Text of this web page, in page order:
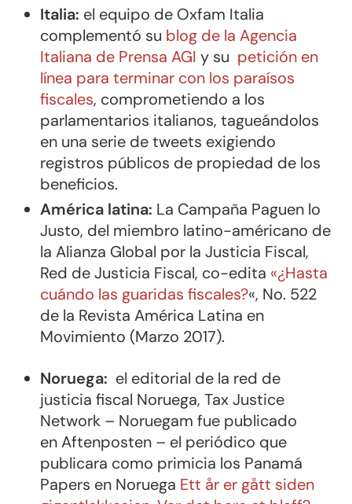
Italia: el equipo de Oxfam Italia
complementó su blog de la Agencia
Italiana de Prensa AGI y su petición en
línea para terminar con los paraísos
fiscales, comprometiendo a los
parlamentarios italianos, tagueándolos
en una serie detweets exigiendo
registros públicos de propiedad de los
beneficios.
América latina: La Campaña Paguen lo
Justo, del miembro latino-américano de
la Alianza Global por la Justicia Fiscal,
Red de Justicia Fiscal, co-edita «¿Hasta
cuándo las guaridas fiscales?«, No. 522
de la Revista América Latina en
Movimiento (Marzo 2017).
Noruega: el editorial de la red de
justicia fiscal Noruega, Tax Justice
Network – Noruegam fue publicado
enAftenposten – el periódico que
publicara como primicia los Panamá
Papers en Noruega Ett år er gått siden